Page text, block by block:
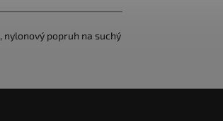
nylonový popruh na suchý